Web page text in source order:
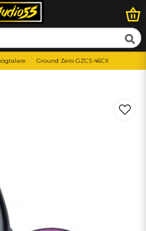
Ground Zero GZCS 46CX